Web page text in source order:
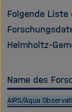
Folgende
Helmholtz-
Name des
AIRS/Aqua